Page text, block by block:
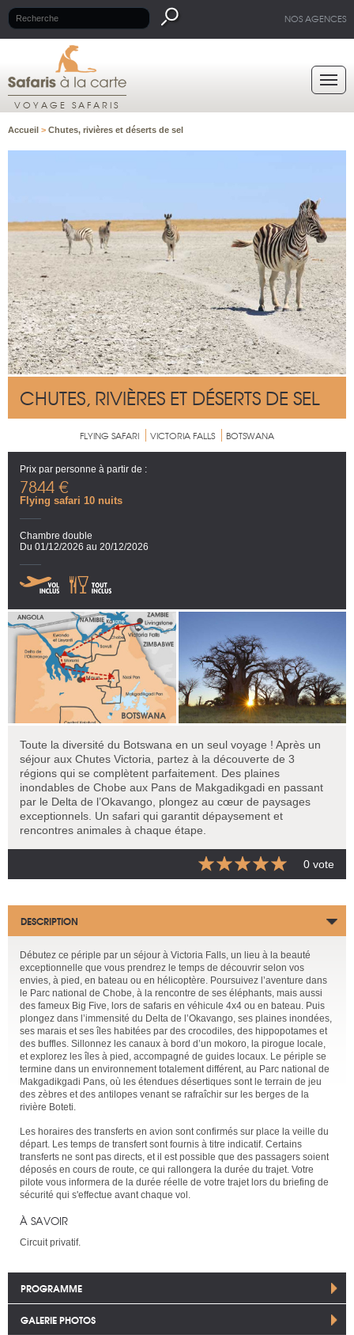
NOS AGENCES
VOYAGE SAFARIS
Accueil > Chutes, rivières et déserts de sel
CHUTES, RIVIÈRES ET DÉSERTS DE SEL
FLYING SAFARI VICTORIA FALLS BOTSWANA
Prix par personne à partir de :
7844 €
Flying safari 10 nuits
Chambre double
Du 01/12/2026 au 20/12/2026
Toute la diversité du Botswana en un seul voyage ! Après un
séjour aux Chutes Victoria, partez à la découverte de 3
régions qui se complètent parfaitement. Des plaines
inondables de Chobe aux Pans de Makgadikgadi en passant
par le Delta de l’Okavango, plongez au cœur de paysages
exceptionnels. Un safari qui garantit dépaysement et
rencontres animales à chaque étape.
0 vote
DESCRIPTION
Débutez ce périple par un séjour à Victoria Falls, un lieu à la beauté
exceptionnelle que vous prendrez le temps de découvrir selon vos
envies, à pied, en bateau ou en hélicoptère. Poursuivez l’aventure dans
le Parc national de Chobe, à la rencontre de ses éléphants, mais aussi
des fameux Big Five, lors de safaris en véhicule 4x4 ou en bateau. Puis
plongez dans l’immensité du Delta de l’Okavango, ses plaines inondées,
ses marais et ses îles habitées par des crocodiles, des hippopotames et
des buffles. Sillonnez les canaux à bord d’un mokoro, la pirogue locale,
et explorez les îles à pied, accompagné de guides locaux. Le périple se
termine dans un environnement totalement différent, au Parc national de
Makgadikgadi Pans, où les étendues désertiques sont le terrain de jeu
des zèbres et des antilopes venant se rafraîchir sur les berges de la
rivière Boteti.
Les horaires des transferts en avion sont confirmés sur place la veille du
départ. Les temps de transfert sont fournis à titre indicatif. Certains
transferts ne sont pas directs, et il est possible que des passagers soient
déposés en cours de route, ce qui rallongera la durée du trajet. Votre
pilote vous informera de la durée réelle de votre trajet lors du briefing de
sécurité qui s'effectue avant chaque vol.
À SAVOIR
Circuit privatif.
PROGRAMME
GALERIE PHOTOS